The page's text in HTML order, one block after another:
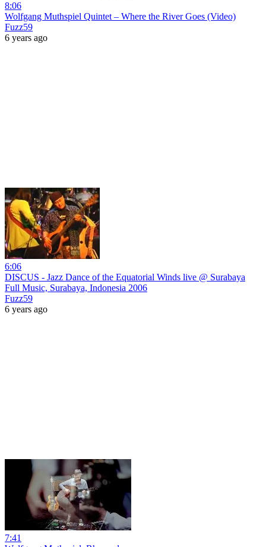
8:06
Wolfgang Muthspiel Quintet – Where the River Goes (Video)
Fuzz59
6 years ago
6:06
DISCUS - Jazz Dance of the Equatorial Winds live @ Surabaya
Full Music, Surabaya, Indonesia 2006
Fuzz59
6 years ago
7:41